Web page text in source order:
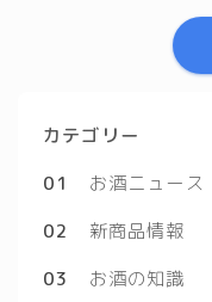
カテゴリー
01
お酒ニュース
02
新商品情報
03
お酒の知識